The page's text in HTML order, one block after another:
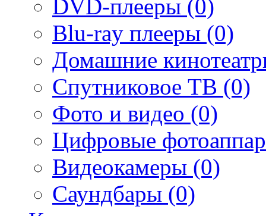
DVD-плееры (0)
Blu-ray плееры (0)
Домашние
Спутниковое ТВ (0)
Фото и видео (0)
Цифровые
Видеокамеры (0)
Саундбары (0)